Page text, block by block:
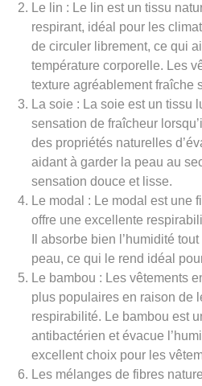
Le lin : Le lin est un tissu
respirant, idéal pour les
de circuler librement, ce qui
température corporelle. Les
texture agréablement fraîche
La soie : La soie est un tissu
sensation de fraîcheur
des propriétés naturelles
aidant à garder la peau au
sensation douce et lisse.
Le modal : Le modal est une
offre une excellente
Il absorbe bien l’humidité
peau, ce qui le rend idéal
Le bambou : Les vêtements
plus populaires en raison de
respirabilité. Le bambou est
antibactérien et évacue
excellent choix pour les
Les mélanges de fibres